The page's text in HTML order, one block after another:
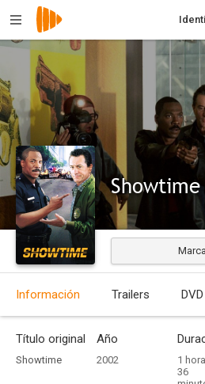
Showtime
Información Trailers
Título original
Showtime
Año
2002
1
36